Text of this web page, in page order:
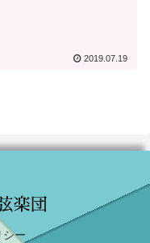
2019.07.19
シー